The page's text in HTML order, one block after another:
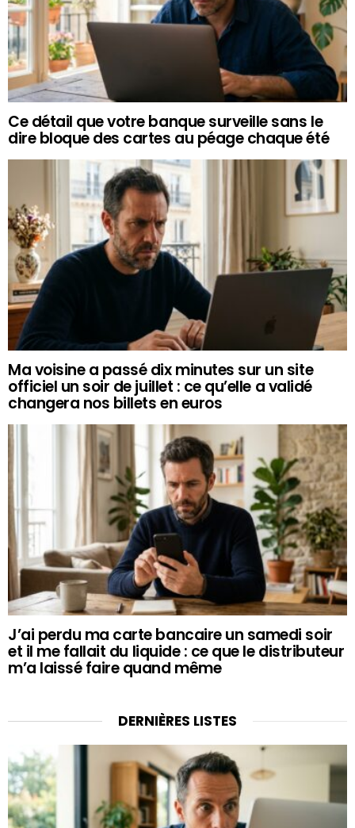
Ce détail que votre banque surveille sans le
dire bloque des cartes au péage chaque été
Ma voisine a passé dix minutes sur un site
officiel un soir de juillet : ce qu’elle a validé
changera nos billets en euros
J’ai perdu ma carte bancaire un samedi soir
et il me fallait du liquide : ce que le distributeur
m’a laissé faire quand même
DERNIÈRES LISTES